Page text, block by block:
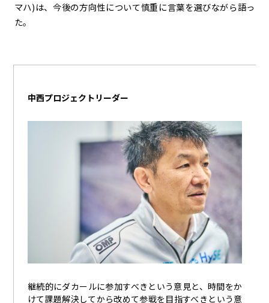
マハ)は、今後の方向性について慎重に言葉を選びながら語っ
た。
中西プロジェクトリーダー
継続的にダカールに参加すべきという意見と、時間をか
けて課題解決してから改めて参戦を目指すべきという意